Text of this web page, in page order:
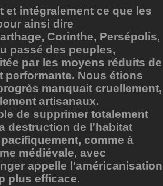
et intégralement ce que les
ainsi dire
Corinthe, Persépolis,
passé des peuples,
par les moyens réduits de
performante. Nous étions
manquait cruellement,
artisanaux.
de supprimer totalement
destruction de l'habitat
comme à
médiévale, avec
appelle l'américanisation
plus efficace.